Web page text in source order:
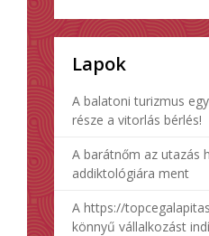
Lapok
A balatoni turizmus
része a vitorlás bérlés!
A barátnőm az utazás
addiktológiára ment
A https://
könnyű vállalkozást